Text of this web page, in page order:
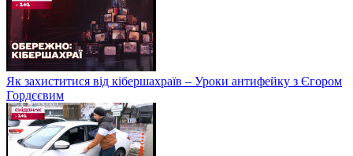
Як захиститися від кібершахраїв – Уроки антифейку з Єгором
Гордєєвим